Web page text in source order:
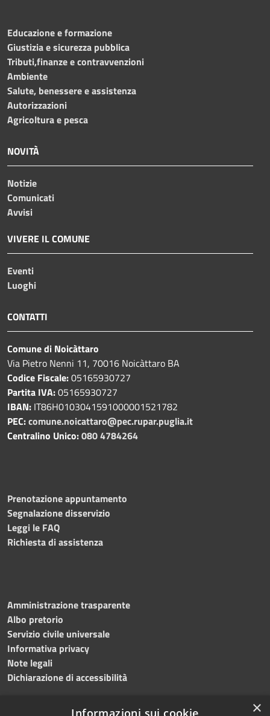
Educazione e formazione
Giustizia e sicurezza pubblica
Tributi,finanze e contravvenzioni
Ambiente
Salute, benessere e assistenza
Autorizzazioni
Agricoltura e pesca
NOVITÀ
Notizie
Comunicati
Avvisi
VIVERE IL COMUNE
Eventi
Luoghi
CONTATTI
Comune di Noicàttaro
Via Pietro Nenni 11, 70016 Noicàttaro BA
Codice Fiscale:05165930727
Partita IVA:05165930727
IBAN: IT86H0103041591000001521782
PEC:comune.noicattaro@pec.rupar.puglia.it
Centralino Unico:080 4784264
Prenotazione appuntamento
Segnalazione disservizio
Leggi le FAQ
Richiesta di assistenza
Amministrazione trasparente
Albo pretorio
Servizio civile universale
Informativa privacy
Note legali
Dichiarazione di accessibilità
×
Informazioni sui cookie